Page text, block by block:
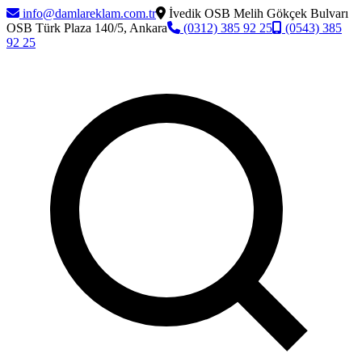
info@damlareklam.com.tr
İvedik OSB Melih Gökçek Bulvarı
OSB Türk Plaza 140/5, Ankara
(0312) 385 92 25
(0543) 385
92 25